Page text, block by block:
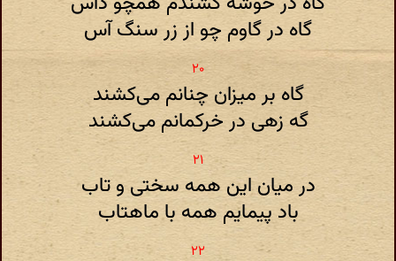
گاه در گاوم چو از زر سنگ آس
گاه بر میزان چنانم می‌کشند
گه زهی در خرکمانم می‌کشند
در میان این همه سختی و تاب
باد پیمایم همه با ماهتاب